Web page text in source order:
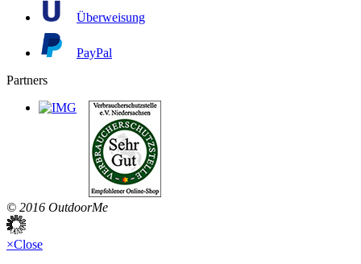
Überweisung
PayPal
Partners
© 2016 OutdoorMe
×Close